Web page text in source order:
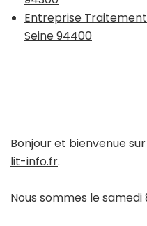
Entreprise
Seine 94400
Bonjour et bienvenue sur
lit-info.fr.
Nous sommes le samedi